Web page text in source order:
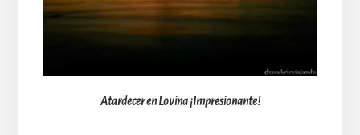
Atardecer en Lovina ¡Impresionante!